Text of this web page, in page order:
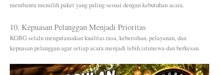
membantu memilih paket yang paling sesuai dengan kebutuhan acara.
10. Kepuasan Pelanggan Menjadi Prioritas
KGBG selalu mengutamakan kualitas rasa, kebersihan, pelayanan, dan
kepuasan pelanggan agar setiap acara menjadi lebih istimewa dan berkesan.